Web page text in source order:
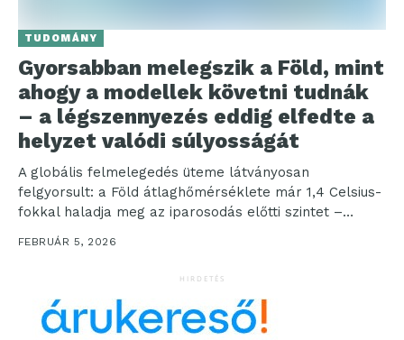
TUDOMÁNY
Gyorsabban melegszik a Föld, mint
ahogy a modellek követni tudnák
– a légszennyezés eddig elfedte a
helyzet valódi súlyosságát
A globális felmelegedés üteme látványosan
felgyorsult: a Föld átlaghőmérséklete már 1,4 Celsius-
fokkal haladja meg az iparosodás előtti szintet –
elkerülhetetlennek tűnik, hogy túlfussunk...
FEBRUÁR 5, 2026
HIRDETÉS